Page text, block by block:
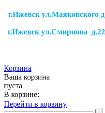
г.Ижевск
г.Ижевск ул.Смирнова
Корзина
Ваша корзина
пуста
В корзине:
Перейти в корзину